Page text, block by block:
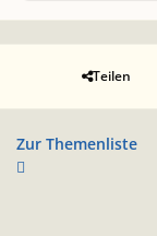
Teilen
Zur Themenliste